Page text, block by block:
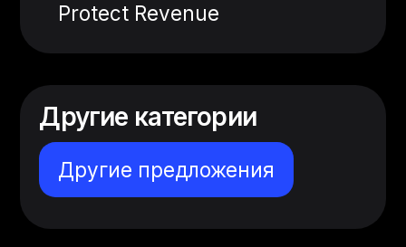
Protect Revenue
Другие категории
Другие предложения